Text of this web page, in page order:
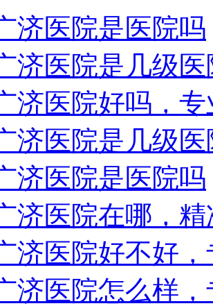
济医院是医院吗
济医院是几级医
济医院好吗，专
济医院是几级医
济医院是医院吗
济医院在哪，精
济医院好不好，
济医院怎么样，